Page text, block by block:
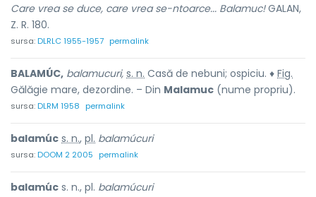
Care vrea se duce, care vrea se-ntoarce... Balamuc!GALAN,
Z. R. 180.
sursa:DLRLC 1955-1957 permalink
BALAMÚC, balamucuri, s. n. Casă de nebuni; ospiciu. ♦ Fig.
Gălăgie mare, dezordine. – Din Malamuc (nume propriu).
sursa:DLRM 1958 permalink
balamúc s. n., pl. balamúcuri
sursa:DOOM 2 2005 permalink
balamúc s. n., pl. balamúcuri